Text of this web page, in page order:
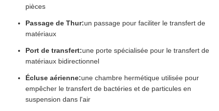
pièces
Passage de Thur:un passage pour faciliter le transfert de
matériaux
Port de transfert:une porte spécialisée pour le transfert de
matériaux bidirectionnel
Écluse aérienne:une chambre hermétique utilisée pour
empêcher le transfert de bactéries et de particules en
suspension dans l'air